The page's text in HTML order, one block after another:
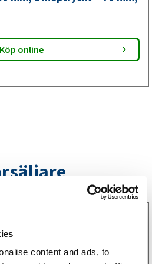
content and ads, to
Köp online